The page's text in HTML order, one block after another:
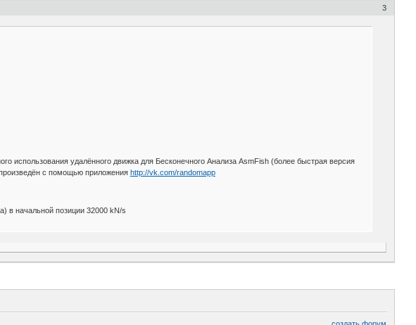
3
использования удалённого движка для Бесконечного Анализа AsmFish (более быстрая версия
с помощью приложения http://vk.com/randomapp
в начальной позиции 32000 kN/s